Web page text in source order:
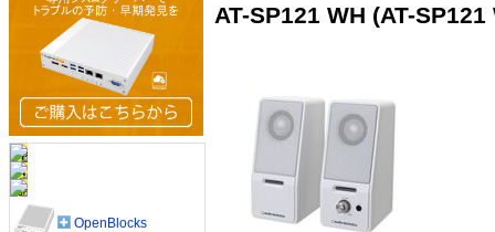
AT-SP121 WH (AT-SP121
OpenBlocks